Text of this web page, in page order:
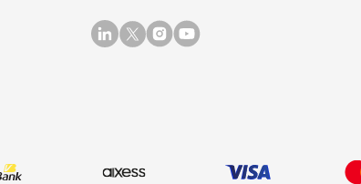
Linkedin
TwitterInstagram
Youtube